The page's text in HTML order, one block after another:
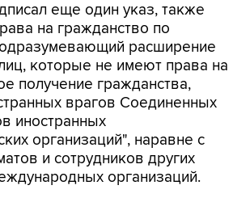
еще один указ, также
на гражданство по
расширение
которые не имеют права на
получение гражданства,
врагов Соединенных
иностранных
организаций", наравне с
и сотрудников других
организаций.